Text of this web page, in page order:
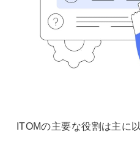
ITOMの主要な役割は主に